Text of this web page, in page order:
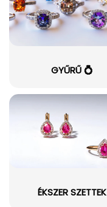
GYŰRŰ 💍
ÉKSZER SZETTEK